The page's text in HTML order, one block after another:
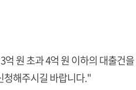
원 초과 4억 원 이하의 대출건
청해주시길 바랍니다."